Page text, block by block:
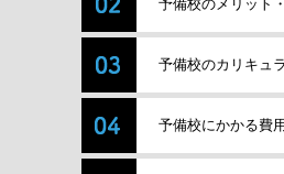
予備校のメリット
予備校のカリキュ
予備校にかかる費